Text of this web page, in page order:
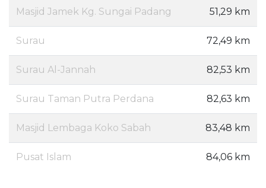
Masjid Jamek Kg. Sungai Padang 51,29 km
Surau 72,49 km
Surau Al-Jannah 82,53 km
Surau Taman Putra Perdana 82,63 km
Masjid Lembaga Koko Sabah 83,48 km
Pusat Islam 84,06 km